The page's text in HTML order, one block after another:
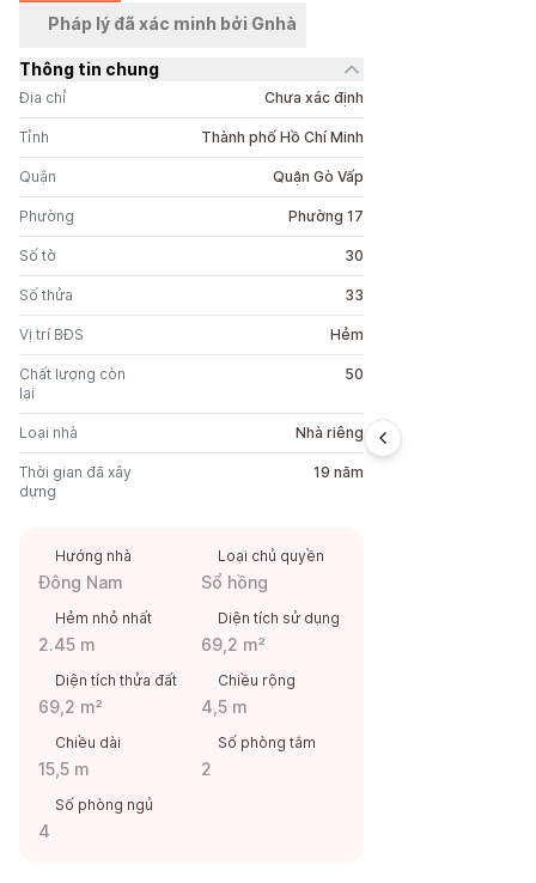
Pháp lý đã xác minh bởi Gnhà
Thông tin chung
Địa chỉ Chưa xác định
Tỉnh Thành phố Hồ Chí Minh
Quận Quận Gò Vấp
Phường Phường 17
Số tờ 30
Số thửa 33
Vị trí BĐS Hẻm
Chất lượng còn
lại
50
Loại nhà Nhà riêng
Thời gian đã xây
dựng
19 năm
Hướng nhà
Đông Nam
Loại chủ quyền
Sổ hồng
Hẻm nhỏ nhất
2.45 m
Diện tích sử dụng
69,2 m²
Diện tích thửa đất
69,2 m²
Chiều rộng
4,5 m
Chiều dài
15,5 m
Số phòng tắm
2
Số phòng ngủ
4